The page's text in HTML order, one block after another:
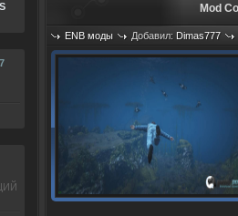
Mod
ENB моды Добавил: Dimas777
Просмотров: 904